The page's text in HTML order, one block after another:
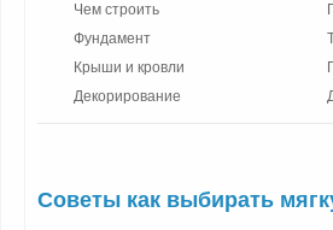
Чем строить
Фундамент
Крыши и кровли
Декорирование
Советы как выбирать